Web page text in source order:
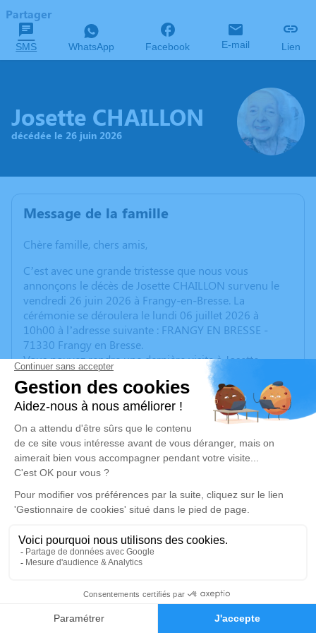
Faire-part Hommages
Partager
SMS WhatsApp Facebook E-mail Lien
Josette CHAILLON
décédée le 26 juin 2026
Message de la famille
Chère famille, chers amis,
C’est avec une grande tristesse que nous vous
annonçons le décès de Josette CHAILLON survenu le
vendredi 26 juin 2026 à Frangy-en-Bresse. La
cérémonie se déroulera le lundi 06 juillet 2026 à
10h00 à l’adresse suivante : FRANGY EN BRESSE -
71330 Frangy en Bresse.
Vous pouvez rendre une dernière visite à Josette
CHAILLON au funérarium de Saint Germain du Bois de
10 h à 18 h jusqu’au Mercredi 1er juillet 2026
Nous vous invitons à utiliser cet espace pour laisser
vos condoléances, partager des photos souvenirs, une
anecdote ou exprimer vos pensées à travers des
poèmes ou des textes. Cet endroit est un lieu
d'expression dédié à honorer la mémoire de Josette
CHAILLON.
Un service de plantation d’arbre hommage est
lundi 06 juillet 2026 à 10h00